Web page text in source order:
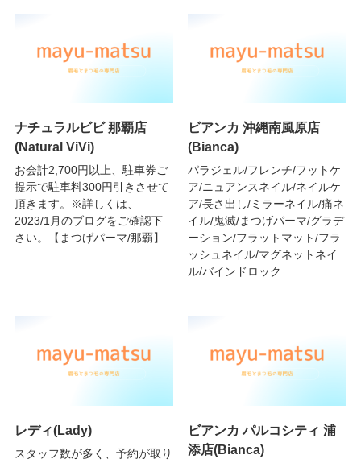
ナチュラルビビ 那覇店
(Natural ViVi)
お会計2,700円以上、駐車券ご
提示で駐車料300円引きさせて
頂きます。※詳しくは、
2023/1月のブログをご確認下
さい。【まつげパーマ/那覇】
ビアンカ 沖縄南風原店
(Bianca)
パラジェル/フレンチ/フットケ
ア/ニュアンスネイル/ネイルケ
ア/長さ出し/ミラーネイル/痛ネ
イル/鬼滅/まつげパーマ/グラデ
ーション/フラットマット/フラ
ッシュネイル/マグネットネイ
ル/バインドロック
レディ(Lady)
スタッフ数が多く、予約が取り
ビアンカ パルコシティ 浦
添店(Bianca)